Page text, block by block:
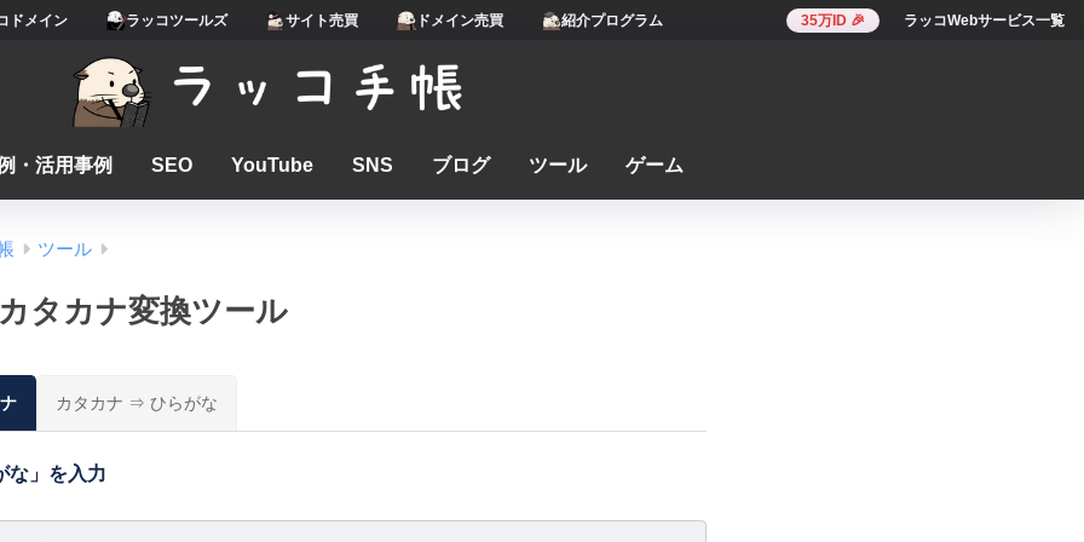
ドメイン ラッコツールズ サイト売買 ドメイン売買 紹介プログラム 35万ID 🎉 ラッコWebサービス一覧
・活用事例 SEO YouTube SNS ブログ ツール ゲーム
ツール
タカナ変換ツール
カタカナ ⇒ ひらがな
な」を入力